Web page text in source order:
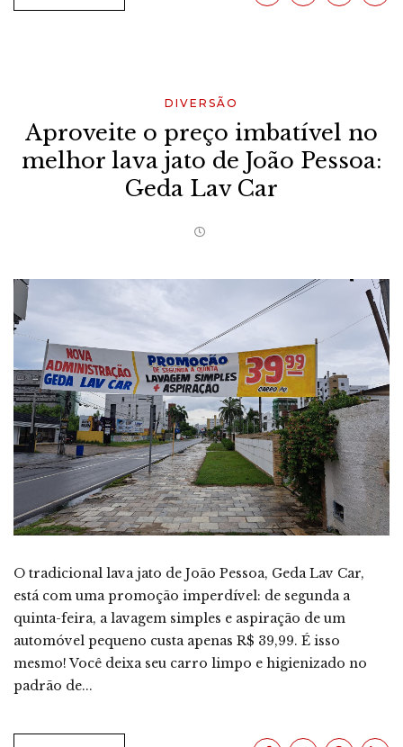
DIVERSÃO
Aproveite o preço imbatível no
melhor lava jato de João Pessoa:
Geda Lav Car
O tradicional lava jato de João Pessoa, Geda Lav Car,
está com uma promoção imperdível: de segunda a
quinta-feira, a lavagem simples e aspiração de um
automóvel pequeno custa apenas R$ 39,99. É isso
mesmo! Você deixa seu carro limpo e higienizado no
padrão de...